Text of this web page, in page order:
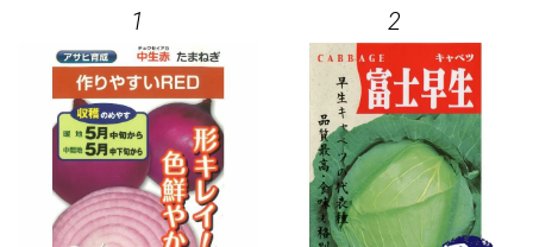
1 2